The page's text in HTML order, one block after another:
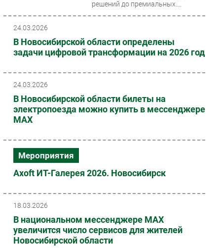
решений до премиальных....
24.03.2026
В Новосибирской области определены
задачи цифровой трансформации на 2026 год
24.03.2026
В Новосибирской области билеты на
электропоезда можно купить в мессенджере
MAX
Мероприятия
Axoft ИТ-Галерея 2026. Новосибирск
18.03.2026
В национальном мессенджере MAX
увеличится число сервисов для жителей
Новосибирской области